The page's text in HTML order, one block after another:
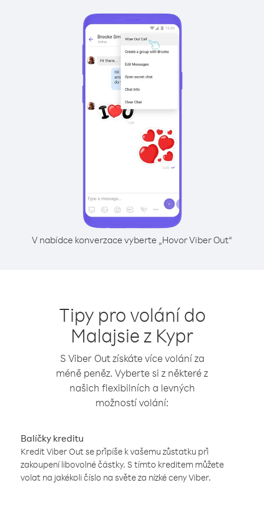
V nabídce konverzace vyberte „Hovor Viber Out“
Tipy pro volání do
Malajsie z Kypr
S Viber Out získáte více volání za
méně peněz. Vyberte si z některé z
našich flexibilních a levných
možností volání:
Balíčky kreditu
Kredit Viber Out se připíše k vašemu zůstatku při
zakoupení libovolné částky. S tímto kreditem můžete
volat na jakékoli číslo na světe za nízké ceny Viber.